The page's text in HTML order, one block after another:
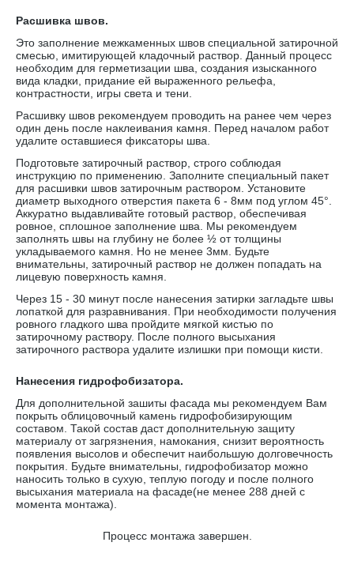
Расшивка швов.
Это заполнение межкаменных швов специальной затирочной
смесью, имитирующей кладочный раствор. Данный процесс
необходим для герметизации шва, создания изысканного
вида кладки, придание ей выраженного рельефа,
контрастности, игры света и тени.
Расшивку швов рекомендуем проводить на ранее чем через
один день после наклеивания камня. Перед началом работ
удалите оставшиеся фиксаторы шва.
Подготовьте затирочный раствор, строго соблюдая
инструкцию по применению. Заполните специальный пакет
для расшивки швов затирочным раствором. Установите
диаметр выходного отверстия пакета 6 - 8мм под углом 45°.
Аккуратно выдавливайте готовый раствор, обеспечивая
ровное, сплошное заполнение шва. Мы рекомендуем
заполнять швы на глубину не более ½ от толщины
укладываемого камня. Но не менее 3мм. Будьте
внимательны, затирочный раствор не должен попадать на
лицевую поверхность камня.
Через 15 - 30 минут после нанесения затирки загладьте швы
лопаткой для разравнивания. При необходимости получения
ровного гладкого шва пройдите мягкой кистью по
затирочному раствору. После полного высыхания
затирочного раствора удалите излишки при помощи кисти.
Нанесения гидрофобизатора.
Для дополнительной зашиты фасада мы рекомендуем Вам
покрыть облицовочный камень гидрофобизирующим
составом. Такой состав даст дополнительную защиту
материалу от загрязнения, намокания, снизит вероятность
появления высолов и обеспечит наибольшую долговечность
покрытия. Будьте внимательны, гидрофобизатор можно
наносить только в сухую, теплую погоду и после полного
высыхания материала на фасаде(не менее 288 дней с
момента монтажа).
Процесс монтажа завершен.